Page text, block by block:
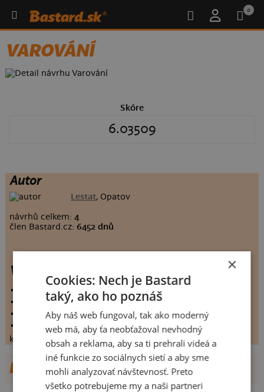
0
VAROVÁNÍ
Skóre
6.03509
Autor
Lestat, Opatov
návrhů celkem:4
člen Bastard.cz:6452 dnů
Varování
vystaveno: 3.3.2009
hodnoceno:57 krát
komentářů:6.03509
koupilo by:
18 lidí
konečné hodnocení: 6.03509
DALŠÍ NÁVRHY OD LESTAT
×
Cookies: Nech je Bastard
taký, ako ho poznáš
Aby náš web fungoval, tak ako moderný
web má, aby ťa neobťažoval nevhodný
obsah a reklama, aby sa ti prehrali videá a
iné funkcie zo sociálnych sietí a aby sme
mohli analyzovať návštevnosť. Preto
všetko potrebujeme my a naši partneri